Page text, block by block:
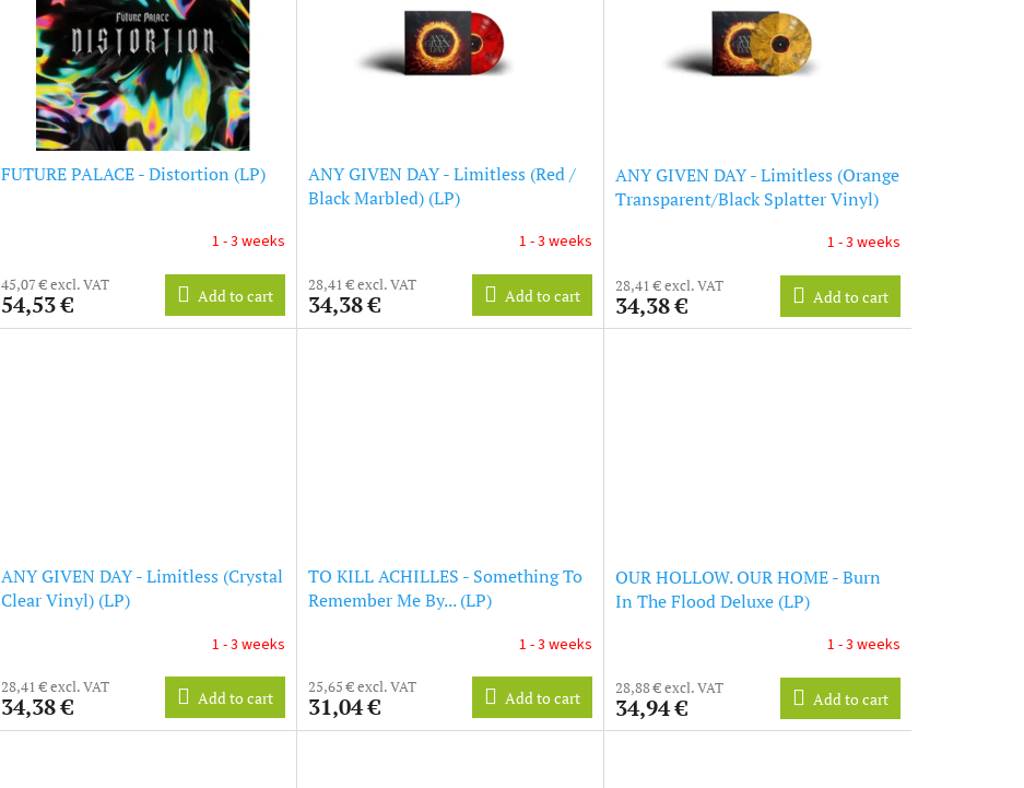
FUTURE PALACE - Distortion (LP)
1 - 3 weeks
45,07 € excl. VAT
54,53 € Add to cart
ANY GIVEN DAY - Limitless (Red /
Black Marbled) (LP)
1 - 3 weeks
28,41 € excl. VAT
34,38 € Add to cart
ANY GIVEN DAY - Limitless (Orange
Transparent/Black Splatter Vinyl)
1 - 3 weeks
28,41 € excl. VAT
34,38 € Add to cart
ANY GIVEN DAY - Limitless (Crystal
Clear Vinyl) (LP)
1 - 3 weeks
28,41 € excl. VAT
34,38 € Add to cart
TO KILL ACHILLES - Something To
Remember Me By... (LP)
1 - 3 weeks
25,65 € excl. VAT
31,04 € Add to cart
OUR HOLLOW. OUR HOME - Burn
In The Flood Deluxe (LP)
1 - 3 weeks
28,88 € excl. VAT
34,94 € Add to cart